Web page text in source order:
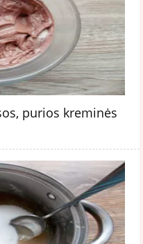
purios kreminės